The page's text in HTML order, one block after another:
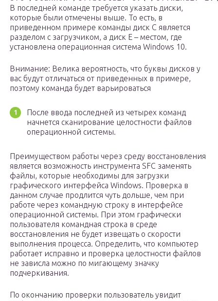
В последней команде требуется указать диски,
которые были отмечены выше. То есть, в
приведенном примере команды диск C является
разделом с загрузчиком, а диск E – местом, где
установлена операционная система Windows 10.
Внимание: Велика вероятность, что буквы дисков у
вас будут отличаться от приведенных в примере,
поэтому команда будет варьироваться
После ввода последней из четырех команд
начнется сканирование целостности файлов
операционной системы.
Преимуществом работы через среду восстановления
является возможность инструмента SFC заменять
файлы, которые необходимы для загрузки
графического интерфейса Windows. Проверка в
данном случае продлится чуть дольше, чем при
работе через командную строку в интерфейсе
операционной системы. При этом графически
пользователя командная строка в среде
восстановления не будет извещать о скорости
выполнения процесса. Определить, что компьютер
работает исправно и проверка целостности файлов
не зависла можно по мигающему значку
подчеркивания.
По окончанию проверки пользователь увидит